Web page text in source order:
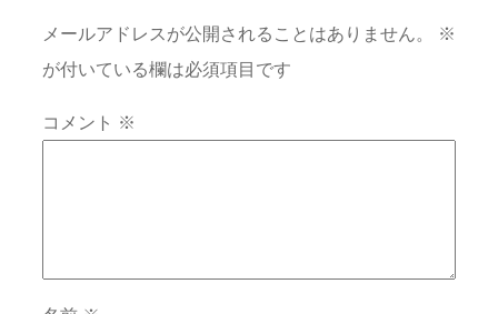
メールアドレスが公開されることはありません。
※
が付いている欄は必須項目です
コメント ※